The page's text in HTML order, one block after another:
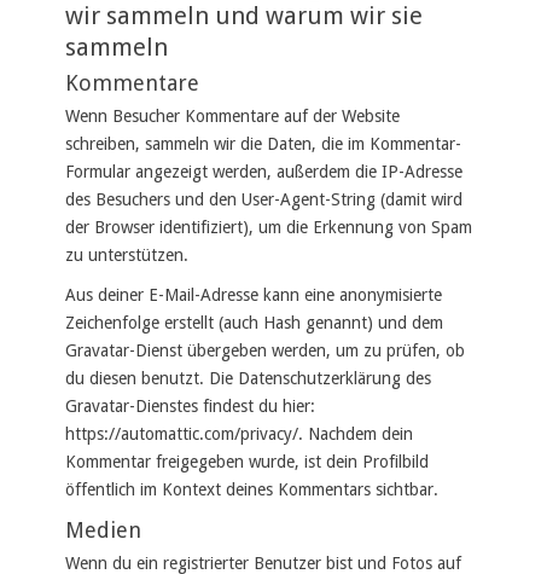
wir sammeln und warum wir sie
sammeln
Kommentare
Wenn Besucher Kommentare auf der Website
schreiben, sammeln wir die Daten, die im Kommentar-
Formular angezeigt werden, außerdem die IP-Adresse
des Besuchers und den User-Agent-String (damit wird
der Browser identifiziert), um die Erkennung von Spam
zu unterstützen.
Aus deiner E-Mail-Adresse kann eine anonymisierte
Zeichenfolge erstellt (auch Hash genannt) und dem
Gravatar-Dienst übergeben werden, um zu prüfen, ob
du diesen benutzt. Die Datenschutzerklärung des
Gravatar-Dienstes findest du hier:
https://automattic.com/privacy/. Nachdem dein
Kommentar freigegeben wurde, ist dein Profilbild
öffentlich im Kontext deines Kommentars sichtbar.
Medien
Wenn du ein registrierter Benutzer bist und Fotos auf